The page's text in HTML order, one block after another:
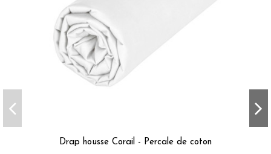
Drap housse Corail - Percale de coton